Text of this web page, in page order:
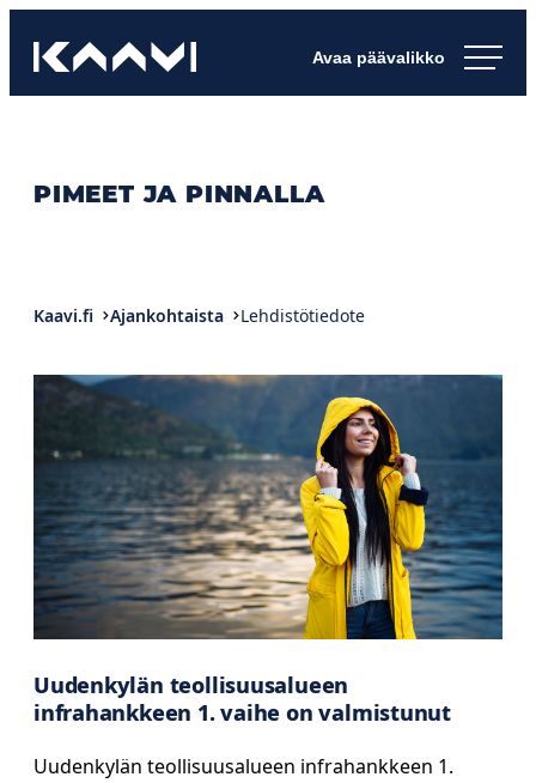
suoraan
sisältöön
Kaavin kunta
PIMEET JA PINNALLA
Kaavi.fi Ajankohtaista Lehdistötiedote
Uudenkylän teollisuusalueen
infrahankkeen 1. vaihe on valmistunut
Uudenkylän teollisuusalueen infrahankkeen 1.